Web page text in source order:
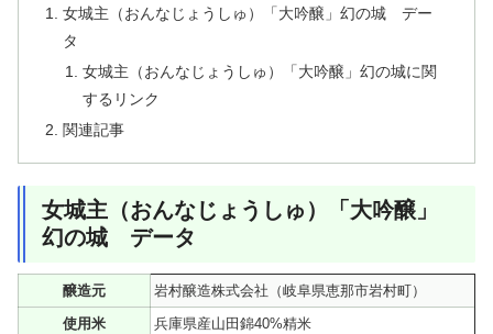
女城主（おんなじょうしゅ）「大吟醸」幻の城 デー
タ
女城主（おんなじょうしゅ）「大吟醸」幻の城に関
するリンク
関連記事
女城主（おんなじょうしゅ）「大吟醸」
幻の城 データ
醸造元
岩村醸造株式会社（岐阜県恵那市岩村町）
使用米
兵庫県産山田錦40%精米